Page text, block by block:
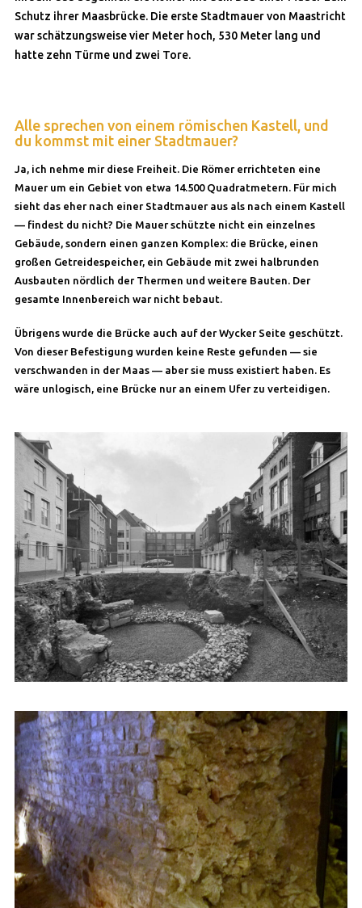
Schutz ihrer Maasbrücke. Die erste Stadtmauer von Maastricht
war schätzungsweise vier Meter hoch, 530 Meter lang und
hatte zehn Türme und zwei Tore.
Alle sprechen von einem römischen Kastell, und
du kommst mit einer Stadtmauer?
Ja, ich nehme mir diese Freiheit. Die Römer errichteten eine
Mauer um ein Gebiet von etwa 14.500 Quadratmetern. Für mich
sieht das eher nach einer Stadtmauer aus als nach einem Kastell
— findest du nicht? Die Mauer schützte nicht ein einzelnes
Gebäude, sondern einen ganzen Komplex: die Brücke, einen
großen Getreidespeicher, ein Gebäude mit zwei halbrunden
Ausbauten nördlich der Thermen und weitere Bauten. Der
gesamte Innenbereich war nicht bebaut.
Übrigens wurde die Brücke auch auf der Wycker Seite geschützt.
Von dieser Befestigung wurden keine Reste gefunden — sie
verschwanden in der Maas — aber sie muss existiert haben. Es
wäre unlogisch, eine Brücke nur an einem Ufer zu verteidigen.